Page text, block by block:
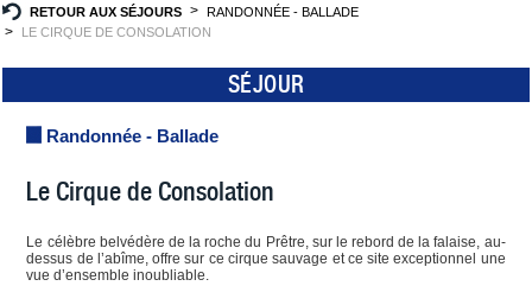
RETOUR AUX SÉJOURS
RANDONNÉE - BALLADE
LE CIRQUE DE CONSOLATION
SÉJOUR
Randonnée - Ballade
Le Cirque de Consolation
Le célèbre belvédère de la roche du Prêtre, sur le rebord de la falaise, au-
dessus de l’abîme, offre sur ce cirque sauvage et ce site exceptionnel une
vue d’ensemble inoubliable.